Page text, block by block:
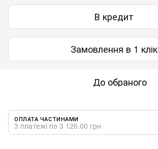
В кредит
Замовлення в 1 клік
До обраного
ОПЛАТА ЧАСТИНАМИ
3 платежі по 3 126.00 грн